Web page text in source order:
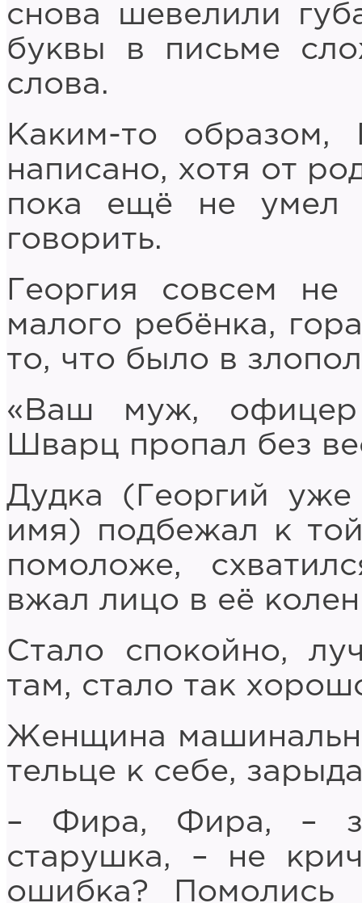
снова шевелили
буквы в письме
слова.
Каким-то образом,
написано, хотя от
пока ещё не умел
говорить.
Георгия совсем
малого ребёнка,
то, что было в
«Ваш муж, офицер
Шварц пропал без
Дудка (Георгий
имя) подбежал к
помоложе,
вжал лицо в её
Стало спокойно,
там, стало так
Женщина
тельце к себе,
– Фира, Фира, –
старушка, – не
ошибка? Помолись